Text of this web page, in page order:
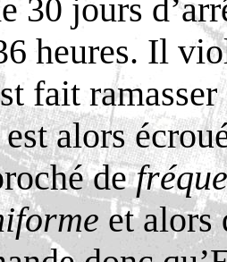
30 jours
heures. Il
fait
alors
de
et alors